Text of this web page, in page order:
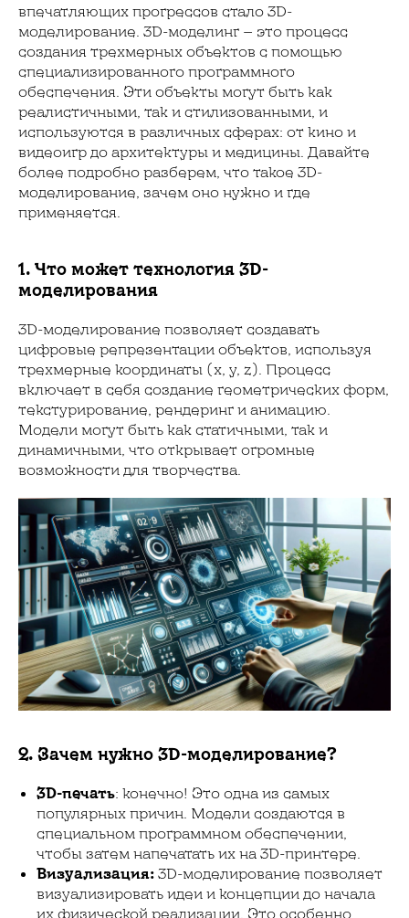
впечатляющих прогрессов стало 3D-
моделирование. 3D-моделинг — это процесс
создания трехмерных объектов с помощью
специализированного программного
обеспечения. Эти объекты могут быть как
реалистичными, так и стилизованными, и
используются в различных сферах: от кино и
видеоигр до архитектуры и медицины. Давайте
более подробно разберем, что такое 3D-
моделирование, зачем оно нужно и где
применяется.
1. Что может технология 3D-
моделирования
3D-моделирование позволяет создавать
цифровые репрезентации объектов, используя
трехмерные координаты (x, y, z). Процесс
включает в себя создание геометрических форм,
текстурирование, рендеринг и анимацию.
Модели могут быть как статичными, так и
динамичными, что открывает огромные
возможности для творчества.
2. Зачем нужно 3D-моделирование?
3D-печать: конечно! Это одна из самых
популярных причин. Модели создаются в
специальном программном обеспечении,
чтобы затем напечатать их на 3D-принтере.
Визуализация: 3D-моделирование позволяет
визуализировать идеи и концепции до начала
их физической реализации. Это особенно